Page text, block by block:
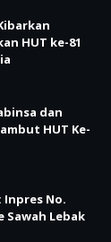
HUT ke-81
dan
HUT Ke-
No.
Sawah Lebak